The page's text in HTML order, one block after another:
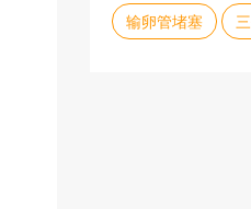
输卵管堵塞